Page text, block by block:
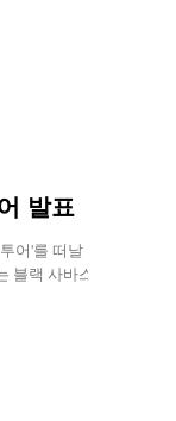
발표
어'를 떠날 것이라
블랙 사바스 보컬